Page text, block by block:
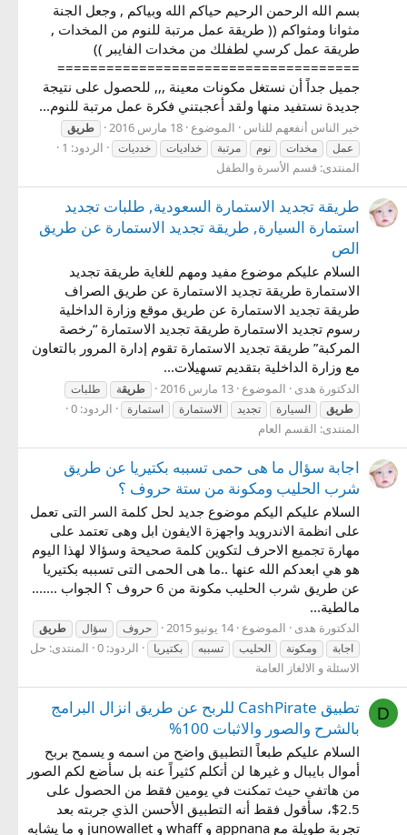
بسم الله الرحمن الرحيم حياكم الله وبياكم , وجعل الجنة
مثوانا ومثواكم (( طريقة عمل مرتبة للنوم من المخدات ,
طريقة عمل كرسي لطفلك من مخدات الفايبر ))
=====================================
جميل جداً أن نستغل مكونات معينة ,,, للحصول على نتيجة
جديدة نستفيد منها ولقد أعجبتني فكرة عمل مرتبة للنوم...
خير الناس أنفعهم للناس الموضوع 18 مارس 2016
طريق
عمل
مخدات نوم مرتبة خداديات خدديات
الردود: 1
المنتدى: قسم الأسرة والطفل
طريقة تجديد الاستمارة السعودية, طلبات تجديد
استمارة السيارة, طريقة تجديد الاستمارة عن طريق
الص
السلام عليكم موضوع مفيد ومهم للغاية طريقة تجديد
الاستمارة طريقة تجديد الاستمارة عن طريق الصراف
طريقة تجديد الاستمارة عن طريق موقع وزارة الداخلية
رسوم تجديد الاستمارة طريقة تجديد الاستمارة “رخصة
المركبة” طريقة تجديد الاستمارة تقوم إدارة المرور بالتعاون
مع وزارة الداخلية بتقديم تسهيلات...
الدكتورة هدى الموضوع 13 مارس 2016 طريقة
طلبات
طريق
السيارة تجديد الاستمارة استمارة
الردود: 0
المنتدى: القسم العام
اجابة سؤال ما هى حمى تسببه بكتيريا عن طريق
شرب الحليب ومكونة من ستة حروف ؟
السلام عليكم اليكم موضوع جديد لحل كلمة السر التى تعمل
على انظمة الاندرويد واجهزة الايفون ابل وهى تعتمد على
مهارة تجميع الاحرف لتكوين كلمة صحيحة وسؤالا لهذا اليوم
هو هي ابعدكم الله عنها ..ما هى الحمى التى تسببه بكتيريا
عن طريق شرب الحليب مكونة من 6 حروف ؟ الجواب .......
مالطية...
الدكتورة هدى الموضوع 14 يونيو 2015 حروف سؤال
طريق
اجابة
ومكونة الحليب تسببه بكتيريا الردود: 0 المنتدى: حل
الاسئلة و الالغاز العامة
D
تطبيق CashPirate للربح عن طريق انزال البرامج
بالشرح والصور والاثبات 100%
السلام عليكم طبعاً التطبيق واضح من اسمه و يسمح بربح
أموال بايبال و غيرها لن أتكلم كثيراً عنه بل سأضع لكم الصور
من هاتفي حيث تمكنت في يومين فقط من الحصول على
2.5$، سأقول فقط أنه التطبيق الأحسن الذي جربته بعد
تجربة طويلة مع appnana و whaff و junowallet و ما يشابه